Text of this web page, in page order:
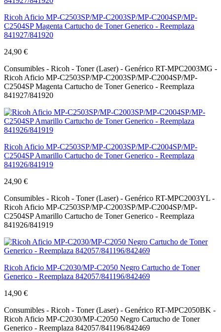
Ricoh Aficio MP-C2503SP/MP-C2003SP/MP-C2004SP/MP-
C2504SP Magenta Cartucho de Toner Generico - Reemplaza
841927/841920
24,90 €
Consumibles - Ricoh - Toner (Laser) - Genérico RT-MPC2003MG -
Ricoh Aficio MP-C2503SP/MP-C2003SP/MP-C2004SP/MP-
C2504SP Magenta Cartucho de Toner Generico - Reemplaza
841927/841920
Ricoh Aficio MP-C2503SP/MP-C2003SP/MP-C2004SP/MP-
C2504SP Amarillo Cartucho de Toner Generico - Reemplaza
841926/841919
24,90 €
Consumibles - Ricoh - Toner (Laser) - Genérico RT-MPC2003YL -
Ricoh Aficio MP-C2503SP/MP-C2003SP/MP-C2004SP/MP-
C2504SP Amarillo Cartucho de Toner Generico - Reemplaza
841926/841919
Ricoh Aficio MP-C2030/MP-C2050 Negro Cartucho de Toner
Generico - Reemplaza 842057/841196/842469
14,90 €
Consumibles - Ricoh - Toner (Laser) - Genérico RT-MPC2050BK -
Ricoh Aficio MP-C2030/MP-C2050 Negro Cartucho de Toner
Generico - Reemplaza 842057/841196/842469